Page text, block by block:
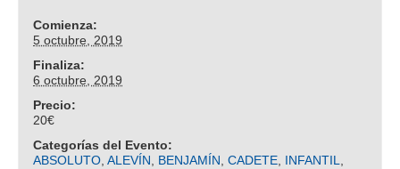
Comienza:
5 octubre, 2019
Finaliza:
6 octubre, 2019
Precio:
20€
Categorías del Evento:
ABSOLUTO,ALEVÍN, BENJAMÍN,CADETE, INFANTIL,